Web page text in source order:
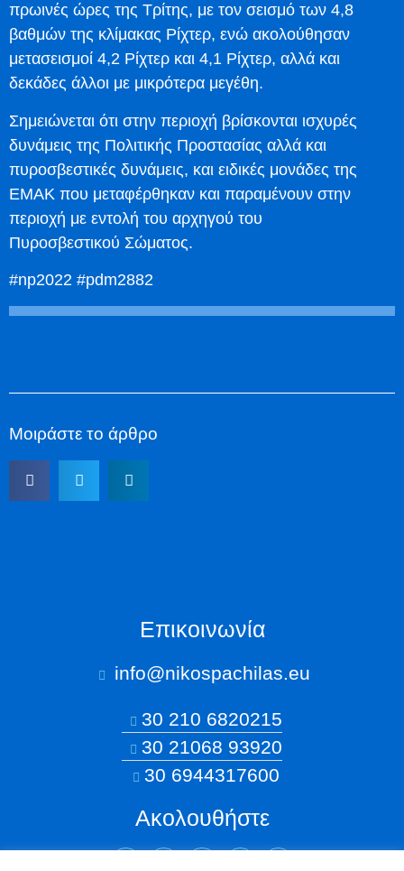
πρωινές ώρες της Τρίτης, με τον σεισμό των 4,8
βαθμών της κλίμακας Ρίχτερ, ενώ ακολούθησαν
μετασεισμοί 4,2 Ρίχτερ και 4,1 Ρίχτερ, αλλά και
δεκάδες άλλοι με μικρότερα μεγέθη.
Σημειώνεται ότι στην περιοχή βρίσκονται ισχυρές
δυνάμεις της Πολιτικής Προστασίας αλλά και
πυροσβεστικές δυνάμεις, και ειδικές μονάδες της
ΕΜΑΚ που μεταφέρθηκαν και παραμένουν στην
περιοχή με εντολή του αρχηγού του
Πυροσβεστικού Σώματος.
#np2022 #pdm2882
Μοιράστε το άρθρο
Επικοινωνία
info@nikospachilas.eu​
Ακολουθήστε
30 210 6820215
30 21068 93920
30 6944317600